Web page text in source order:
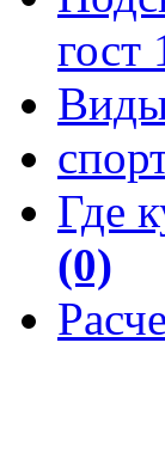
гост
Где
(0)